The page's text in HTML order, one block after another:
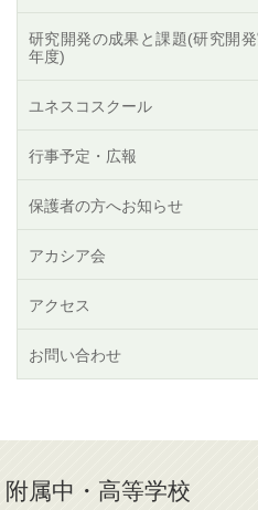
研究開発の成果と課題(研究開
年度)
ユネスコスクール
行事予定・広報
保護者の方へお知らせ
アカシア会
アクセス
お問い合わせ
附属中・高等学校